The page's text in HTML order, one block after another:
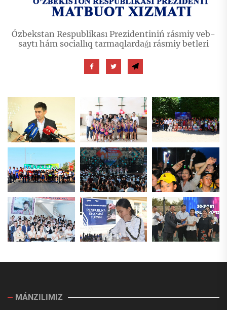
Ózbekstan Respublikası Prezidentiniń rásmiy veb-
saytı hám sociallıq tarmaqlardaǵı rásmiy betleri
MÁNZILIMIZ